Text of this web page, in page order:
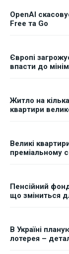
OpenAI
Free та Go
Європі
впасти до
Житло на
квартири
Великі
преміальному
Пенсійний
що зміниться
В Україні
лотерея –